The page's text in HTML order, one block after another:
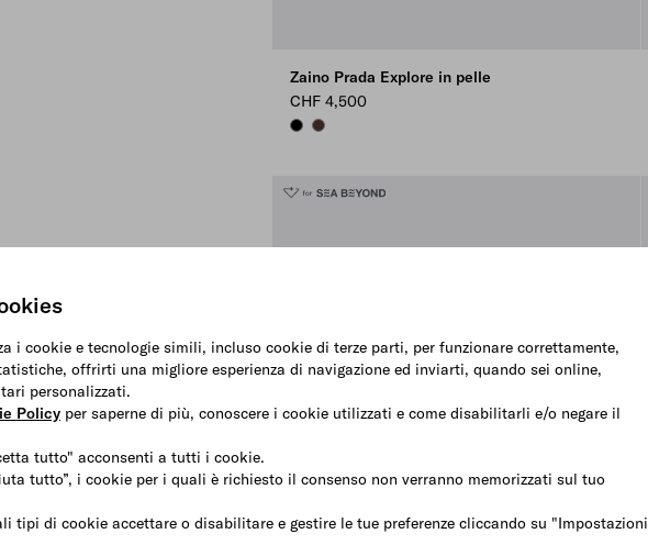
i cookie e tecnologie simili, incluso cookie di terze parti, per funzionare correttamente,
offrirti una migliore esperienza di navigazione ed inviarti, quando sei online,
personalizzati.
Policy per saperne di più, conoscere i cookie utilizzati e come disabilitarli e/o negare il
tutto" acconsenti a tutti i cookie.
tutto”, i cookie per i quali è richiesto il consenso non verranno memorizzati sul tuo
tipi di cookie accettare o disabilitare e gestire le tue preferenze cliccando su "Impostazioni
Zaino Prada Explore in pelle
CHF 4,500
BLACKCOFFEE